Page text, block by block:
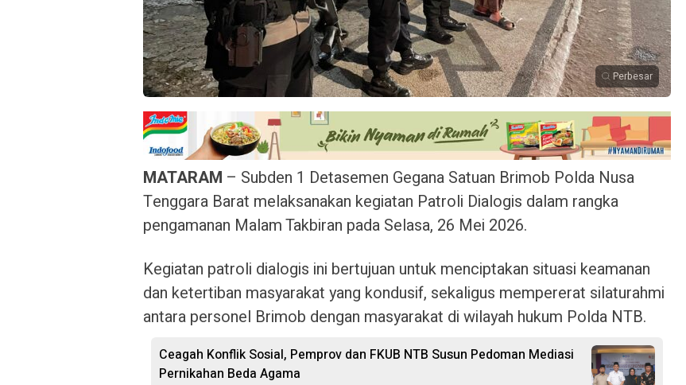
Perbesar
MATARAM – Subden 1 Detasemen Gegana Satuan Brimob Polda Nusa
Tenggara Barat melaksanakan kegiatan Patroli Dialogis dalam rangka
pengamanan Malam Takbiran pada Selasa, 26 Mei 2026.
Kegiatan patroli dialogis ini bertujuan untuk menciptakan situasi keamanan
dan ketertiban masyarakat yang kondusif, sekaligus mempererat silaturahmi
antara personel Brimob dengan masyarakat di wilayah hukum Polda NTB.
Ceagah Konflik Sosial, Pemprov dan FKUB NTB Susun Pedoman Mediasi
Pernikahan Beda Agama